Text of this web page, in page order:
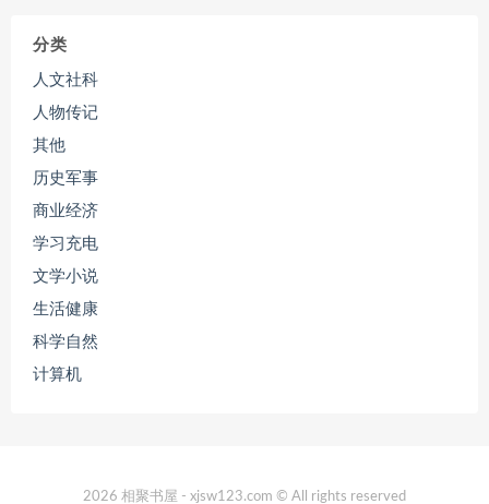
分类
人文社科
人物传记
其他
历史军事
商业经济
学习充电
文学小说
生活健康
科学自然
计算机
2026 相聚书屋 - xjsw123.com © All rights reserved